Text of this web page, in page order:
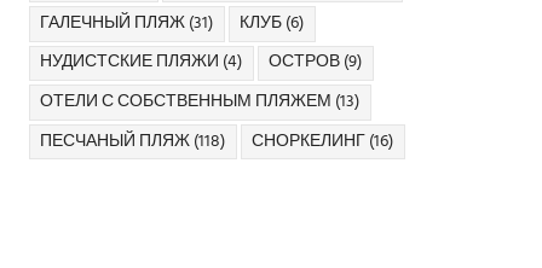
ГАЛЕЧНЫЙ ПЛЯЖ(31) КЛУБ(6)
НУДИСТСКИЕ ПЛЯЖИ (4) ОСТРОВ(9)
ОТЕЛИ С СОБСТВЕННЫМ ПЛЯЖЕМ (13)
ПЕСЧАНЫЙ ПЛЯЖ(118) СНОРКЕЛИНГ(16)